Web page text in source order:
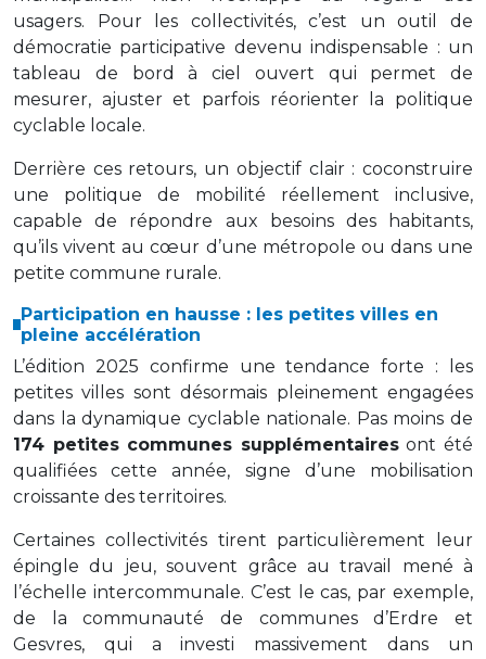
usagers. Pour les collectivités, c’est un outil de
démocratie participative devenu indispensable : un
tableau de bord à ciel ouvert qui permet de
mesurer, ajuster et parfois réorienter la politique
cyclable locale.
Derrière ces retours, un objectif clair : coconstruire
une politique de mobilité réellement inclusive,
capable de répondre aux besoins des habitants,
qu’ils vivent au cœur d’une métropole ou dans une
petite commune rurale.
Participation en hausse : les petites villes en
pleine accélération
L’édition 2025 confirme une tendance forte : les
petites villes sont désormais pleinement engagées
dans la dynamique cyclable nationale. Pas moins de
174 petites communes supplémentairesont été
qualifiées cette année, signe d’une mobilisation
croissante des territoires.
Certaines collectivités tirent particulièrement leur
épingle du jeu, souvent grâce au travail mené à
l’échelle intercommunale. C’est le cas, par exemple,
de la communauté de communes d’Erdre et
Gesvres, qui a investi massivement dans un